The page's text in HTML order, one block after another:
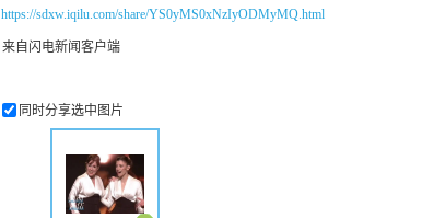
https://sdxw.iqilu.com/share/YS0yMS0xNzIyODMyMQ.html
同时分享选中图片